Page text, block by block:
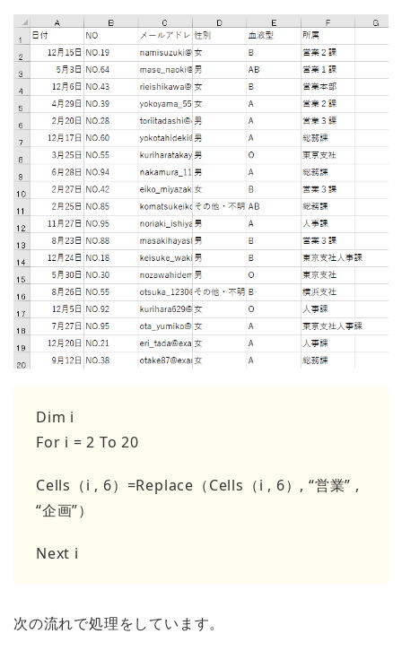
Dim i
For i = 2 To 20
Cells（i , 6）=Replace（Cells（i , 6）, “営業” ,
“企画”）
Next i
次の流れで処理をしています。